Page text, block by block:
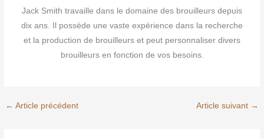
Jack Smith travaille dans le domaine des brouilleurs depuis
dix ans. Il possède une vaste expérience dans la recherche
et la production de brouilleurs et peut personnaliser divers
brouilleurs en fonction de vos besoins.
← Article précédent Article suivant →